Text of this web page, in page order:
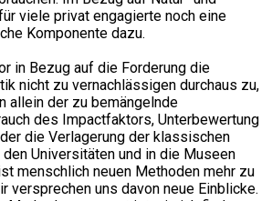
viele privat engagierte noch eine
Komponente dazu.
in Bezug auf die Forderung die
nicht zu vernachlässigen durchaus zu,
allein der zu bemängelnde
des Impactfaktors, Unterbewertung
die Verlagerung der klassischen
Universitäten und in die Museen
menschlich neuen Methoden mehr zu
versprechen uns davon neue Einblicke.